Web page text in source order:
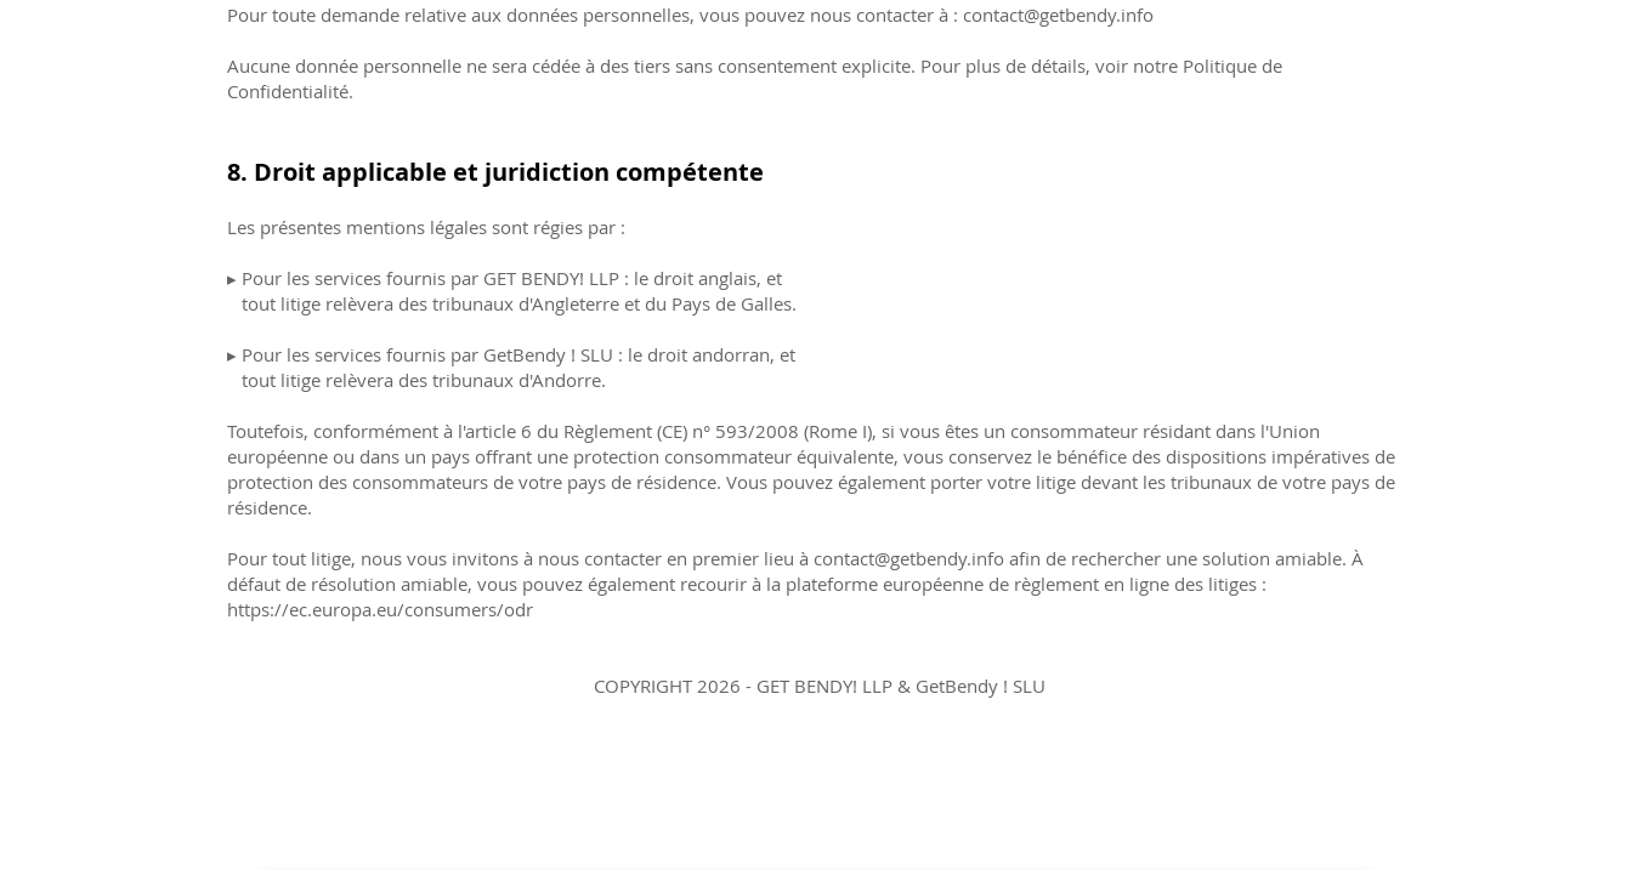
Pour toute demande relative aux données personnelles, vous pouvez nous contacter à : contact@getbendy.info
Aucune donnée personnelle ne sera cédée à des tiers sans consentement explicite. Pour plus de détails, voir notre Politique de
Confidentialité.
8. Droit applicable et juridiction compétente
Les présentes mentions légales sont régies par :
▸ Pour les services fournis par GET BENDY! LLP : le droit anglais, et
tout litige relèvera des tribunaux d'Angleterre et du Pays de Galles.
▸ Pour les services fournis par GetBendy ! SLU : le droit andorran, et
tout litige relèvera des tribunaux d'Andorre.
Toutefois, conformément à l'article 6 du Règlement (CE) n° 593/2008 (Rome I), si vous êtes un consommateur résidant dans l'Union
européenne ou dans un pays offrant une protection consommateur équivalente, vous conservez le bénéfice des dispositions impératives de
protection des consommateurs de votre pays de résidence. Vous pouvez également porter votre litige devant les tribunaux de votre pays de
résidence.
Pour tout litige, nous vous invitons à nous contacter en premier lieu à contact@getbendy.info afin de rechercher une solution amiable. À
défaut de résolution amiable, vous pouvez également recourir à la plateforme européenne de règlement en ligne des litiges :
https://ec.europa.eu/consumers/odr
COPYRIGHT 2026 - GET BENDY! LLP & GetBendy ! SLU